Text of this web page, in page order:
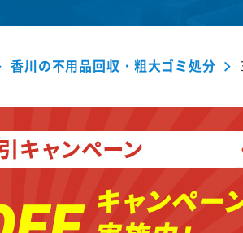
香川の不用品回収・粗大ゴミ処分